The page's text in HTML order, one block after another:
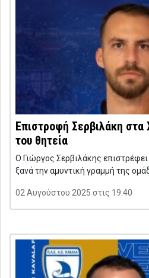
Επιστροφή Σερβιλάκη στα
του θητεία
Ο Γιώργος Σερβιλάκης
ξανά την αμυντική γραμμή της
02 Αυγούστου 2025 στις 19:40